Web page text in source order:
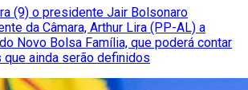
(9) o presidente Jair Bolsonaro
da Câmara, Arthur Lira (PP-AL) a
Novo Bolsa Família, que poderá contar
ainda serão definidos